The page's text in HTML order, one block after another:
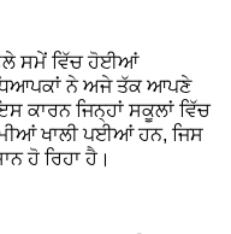
ਸਮੇਂ ਵਿੱਚ ਹੋਈਆਂ
ਨੇ ਅਜੇ ਤੱਕ ਆਪਣੇ
ਕਾਰਨ ਜਿਨ੍ਹਾਂ ਸਕੂਲਾਂ ਵਿੱਚ
ਖਾਲੀ ਪਈਆਂ ਹਨ, ਜਿਸ
ਹੋ ਰਿਹਾ ਹੈ।